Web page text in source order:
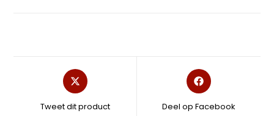
Tweet dit product Deel op Facebook